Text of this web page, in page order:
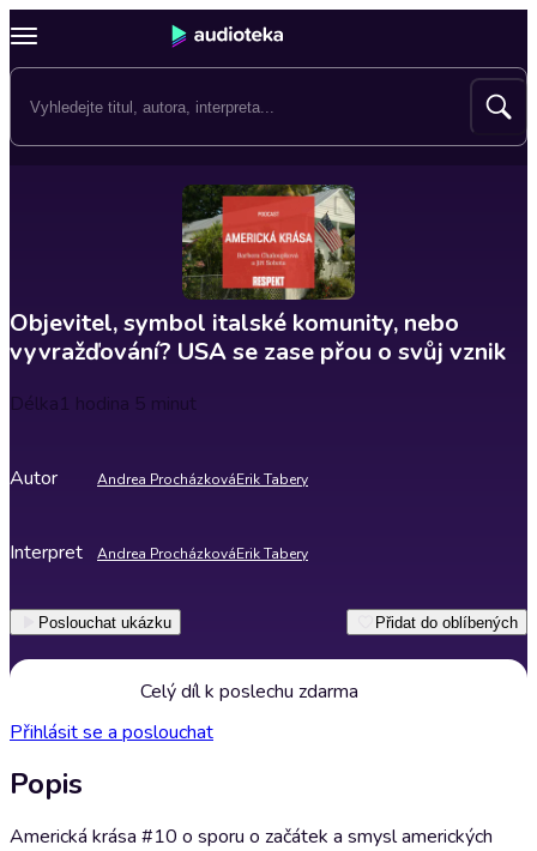
Objevitel, symbol italské komunity, nebo
vyvražďování? USA se zase přou o svůj vznik
Délka1 hodina 5 minut
Autor Andrea ProcházkováErik Tabery
Interpret Andrea ProcházkováErik Tabery
Poslouchat ukázku Přidat do oblíbených
Celý díl k poslechu zdarma
Přihlásit se a poslouchat
Popis
Americká krása #10 o sporu o začátek a smysl amerických